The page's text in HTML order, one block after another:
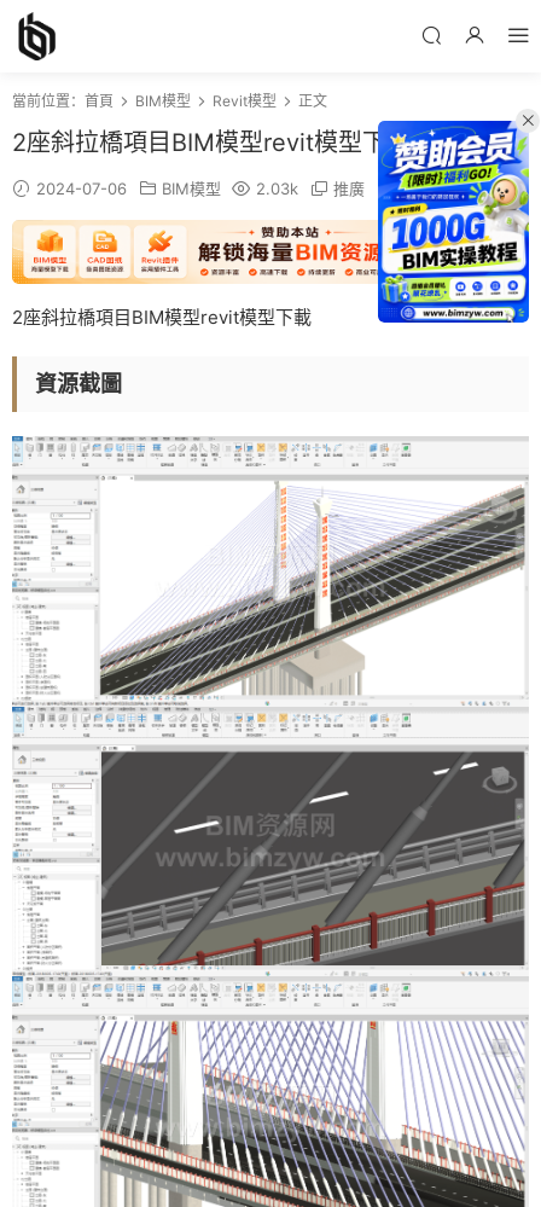
當前位置： 首頁 BIM模型 Revit模型 正文
2座斜拉橋項目BIM模型revit模型下載
2024-07-06 BIM模型 2.03k 推廣
2座斜拉橋項目BIM模型revit模型下載
資源截圖